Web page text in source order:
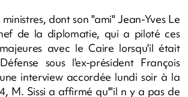
dont son "ami" Jean-Yves Le
de la diplomatie, qui a piloté ces
avec le Caire lorsqu'il était
sous l'ex-président François
interview accordée lundi soir à la
M. Sissi a affirmé qu'"il n y a pas de